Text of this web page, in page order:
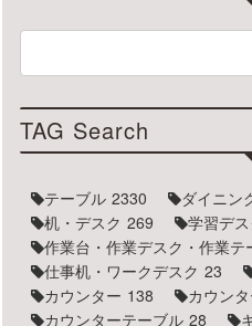
TAG Search
テーブル 2330 ダイニン
机・デスク 269 学習デ
作業台・作業デスク・作業テ
仕事机・ワークデスク 23
カウンター 138 カウン
カウンターテーブル 28